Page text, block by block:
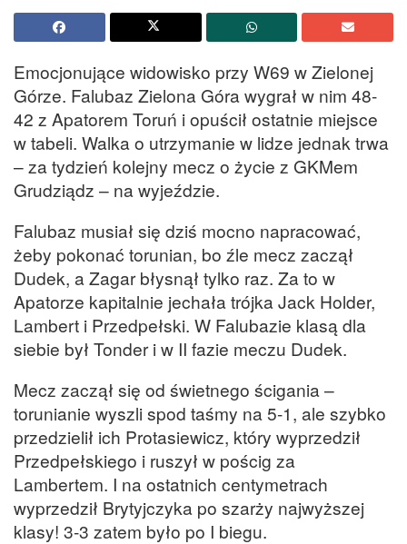
Emocjonujące widowisko przy W69 w Zielonej
Górze. Falubaz Zielona Góra wygrał w nim 48-
42 z Apatorem Toruń i opuścił ostatnie miejsce
w tabeli. Walka o utrzymanie w lidze jednak trwa
– za tydzień kolejny mecz o życie z GKMem
Grudziądz – na wyjeździe.
Falubaz musiał się dziś mocno napracować,
żeby pokonać torunian, bo źle mecz zaczął
Dudek, a Zagar błysnął tylko raz. Za to w
Apatorze kapitalnie jechała trójka Jack Holder,
Lambert i Przedpełski. W Falubazie klasą dla
siebie był Tonder i w II fazie meczu Dudek.
Mecz zaczął się od świetnego ścigania –
torunianie wyszli spod taśmy na 5-1, ale szybko
przedzielił ich Protasiewicz, który wyprzedził
Przedpełskiego i ruszył w pościg za
Lambertem. I na ostatnich centymetrach
wyprzedził Brytyjczyka po szarży najwyższej
klasy! 3-3 zatem było po I biegu.